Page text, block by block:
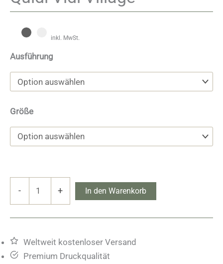
inkl. MwSt.
Ausführung
Größe
- + In den Warenkorb
Weltweit kostenloser Versand
Premium Druckqualität